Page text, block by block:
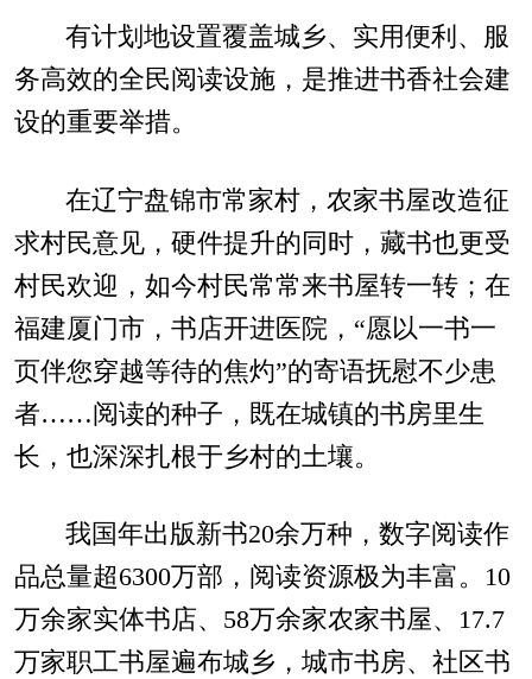
有计划地设置覆盖城乡、实用便利、服
务高效的全民阅读设施，是推进书香社会建
设的重要举措。
在辽宁盘锦市常家村，农家书屋改造征
求村民意见，硬件提升的同时，藏书也更受
村民欢迎，如今村民常常来书屋转一转；在
福建厦门市，书店开进医院，“愿以一书一
页伴您穿越等待的焦灼”的寄语抚慰不少患
者……阅读的种子，既在城镇的书房里生
长，也深深扎根于乡村的土壤。
我国年出版新书20余万种，数字阅读作
品总量超6300万部，阅读资源极为丰富。10
万余家实体书店、58万余家农家书屋、17.7
万家职工书屋遍布城乡，城市书房、社区书